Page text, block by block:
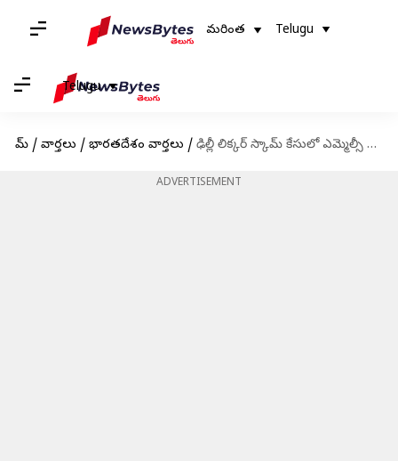
మరింత Telugu
Telugu
హోమ్ / వార్తలు / భారతదేశం వార్తలు / ఢిల్లీ లిక్కర్ స్కామ్ కేసులో ఎమ్మెల్సీ కవితకు సమన్లు జారీ చేసిన ఈడీ
ADVERTISEMENT